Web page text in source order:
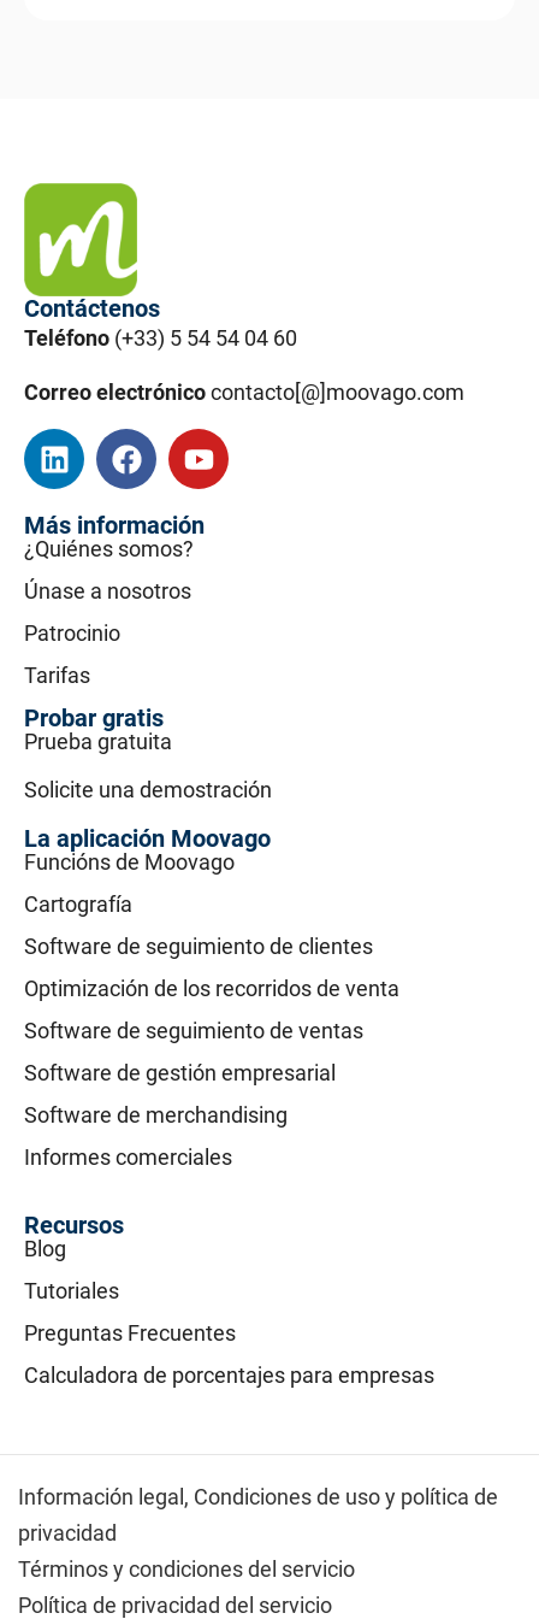
Contáctenos
Teléfono (+33) 5 54 54 04 60
Correo electrónicocontacto[@]moovago.com
Más información
¿Quiénes somos?
Únase a nosotros
Patrocinio
Tarifas
Probar gratis
Prueba gratuita
Solicite una demostración
La aplicación Moovago
Funcións de Moovago
Cartografía
Software de seguimiento de clientes
Optimización de los recorridos de venta
Software de seguimiento de ventas
Software de gestión empresarial
Software de merchandising
Informes comerciales
Recursos
Blog
Tutoriales
Preguntas Frecuentes
Calculadora de porcentajes para empresas
Información legal, Condiciones de uso y política de
privacidad
Términos y condiciones del servicio
Política de privacidad del servicio